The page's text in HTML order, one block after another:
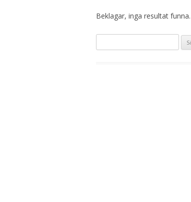
Beklagar, inga resultat
ö